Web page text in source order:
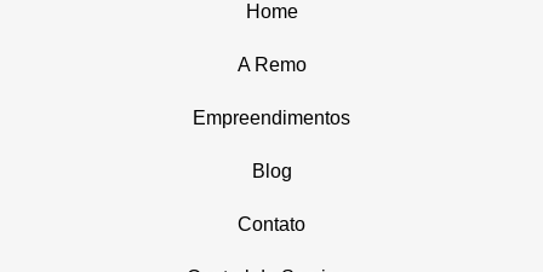
Home
A Remo
Empreendimentos
Blog
Contato